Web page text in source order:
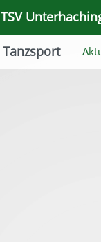
TSV
Tanzsport